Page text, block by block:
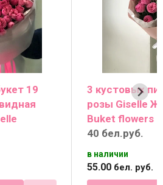
19
3 кустовых
розы Giselle
Buket flowers
40 бел.руб.
в наличии
55.00 бел. руб.